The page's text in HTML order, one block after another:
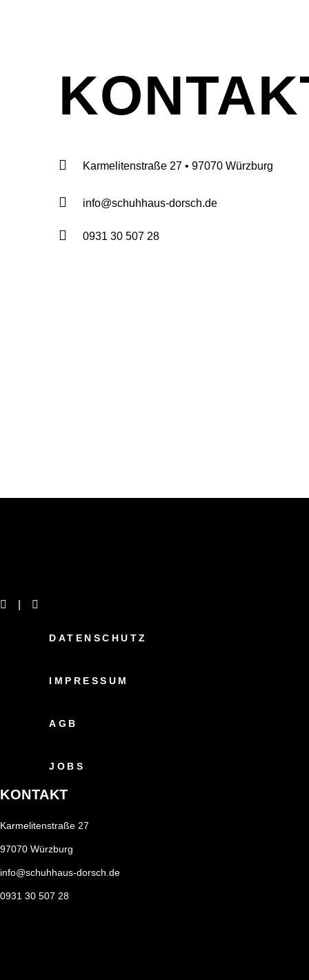
Karmelitenstraße 27 • 97070 Würzburg
info@schuhhaus-dorsch.de
0931 30 507 28
DATENSCHUTZ
IMPRESSUM
AGB
JOBS
KONTAKT
Karmelitenstraße 27
97070 Würzburg
info@schuhhaus-dorsch.de
0931 30 507 28